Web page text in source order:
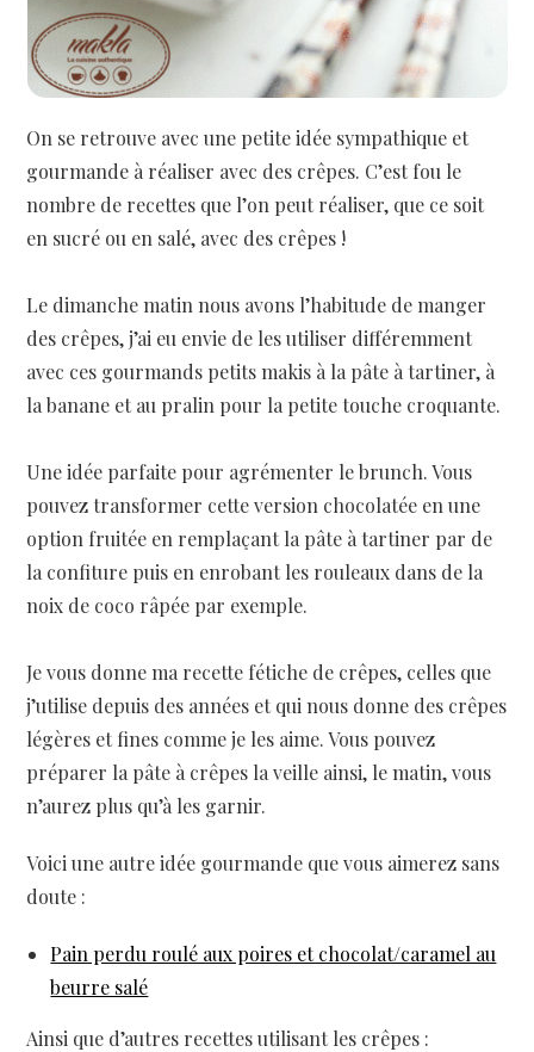
On se retrouve avec une petite idée sympathique et
gourmande à réaliser avec des crêpes. C’est fou le
nombre de recettes que l’on peut réaliser, que ce soit
en sucré ou en salé, avec des crêpes !
Le dimanche matin nous avons l’habitude de manger
des crêpes, j’ai eu envie de les utiliser différemment
avec ces gourmands petits makis à la pâte à tartiner, à
la banane et au pralin pour la petite touche croquante.
Une idée parfaite pour agrémenter le brunch. Vous
pouvez transformer cette version chocolatée en une
option fruitée en remplaçant la pâte à tartiner par de
la confiture puis en enrobant les rouleaux dans de la
noix de coco râpée par exemple.
Je vous donne ma recette fétiche de crêpes, celles que
j’utilise depuis des années et qui nous donne des crêpes
légères et fines comme je les aime. Vous pouvez
préparer la pâte à crêpes la veille ainsi, le matin, vous
n’aurez plus qu’à les garnir.
Voici une autre idée gourmande que vous aimerez sans
doute :
Pain perdu roulé aux poires et chocolat/caramel au
beurre salé
Ainsi que d’autres recettes utilisant les crêpes :